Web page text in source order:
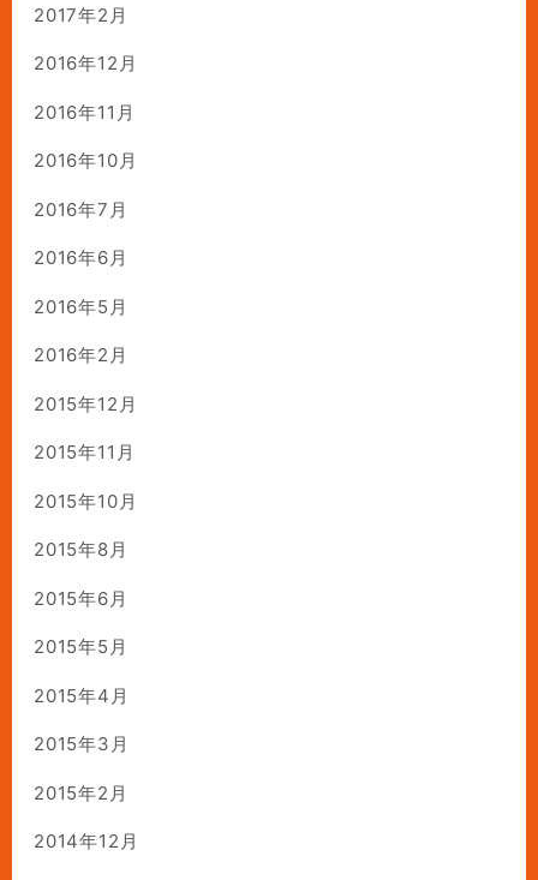
2017年2月
2016年12月
2016年11月
2016年10月
2016年7月
2016年6月
2016年5月
2016年2月
2015年12月
2015年11月
2015年10月
2015年8月
2015年6月
2015年5月
2015年4月
2015年3月
2015年2月
2014年12月